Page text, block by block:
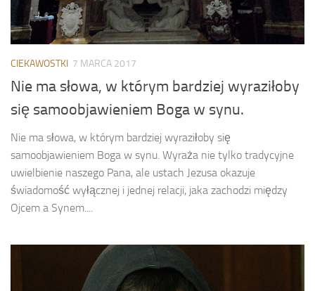
CIEKAWOSTKI 7 MARCA 2017
Nie ma słowa, w którym bardziej wyraziłoby
się samoobjawieniem Boga w synu.
Nie ma słowa, w którym bardziej wyraziłoby się
samoobjawieniem Boga w synu. Wyraża nie tylko tradycyjne
uwielbienie naszego Pana, ale ustach Jezusa okazuje
świadomość wyłącznej i jednej relacji, jaka zachodzi między
Ojcem a Synem....